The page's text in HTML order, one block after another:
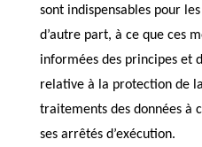
sont indispensables pour
d’autre part, à ce que ces
informées des principes et
relative à la protection de
traitements des données à
ses arrêtés d’exécution.